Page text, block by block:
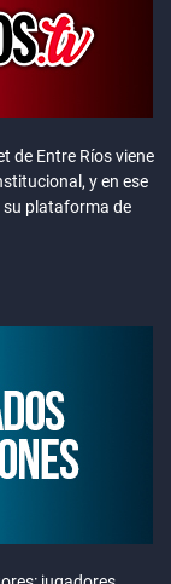
de Entre Ríos viene
y en ese
su plataforma de